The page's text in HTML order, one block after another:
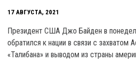
17 АВГУСТА, 2021
Президент США Джо Байден в
обратился к нации в связи с захватом
«Талибана» и выводом из страны